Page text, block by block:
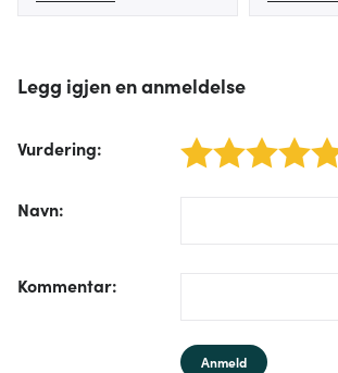
Legg igjen en anmeldelse
Vurdering: 1 star 2 stars 3 stars 4 stars 5 stars
Navn:
/form/label/author:
Kommentar:
Anmeld